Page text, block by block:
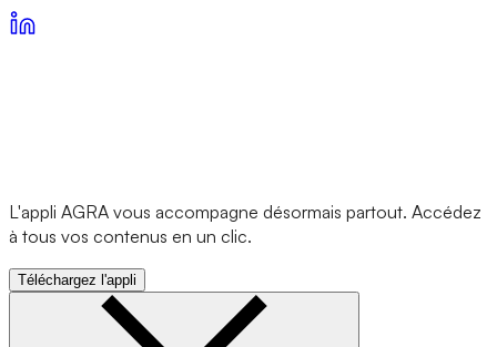
L'appli AGRA vous accompagne désormais partout. Accédez
à tous vos contenus en un clic.
Téléchargez l'appli